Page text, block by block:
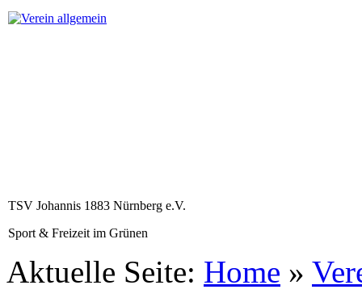
TSV Johannis 1883 Nürnberg e.V.
Sport & Freizeit im Grünen
Aktuelle Seite: Home »